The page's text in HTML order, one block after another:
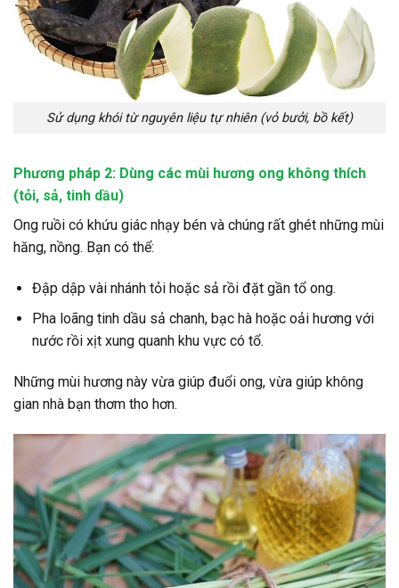
Sử dụng khói từ nguyên liệu tự nhiên (vỏ bưởi, bồ kết)
Phương pháp 2: Dùng các mùi hương ong không thích
(tỏi, sả, tinh dầu)
Ong ruồi có khứu giác nhạy bén và chúng rất ghét những mùi
hăng, nồng. Bạn có thể:
Đập dập vài nhánh tỏi hoặc sả rồi đặt gần tổ ong.
Pha loãng tinh dầu sả chanh, bạc hà hoặc oải hương với
nước rồi xịt xung quanh khu vực có tổ.
Những mùi hương này vừa giúp đuổi ong, vừa giúp không
gian nhà bạn thơm tho hơn.